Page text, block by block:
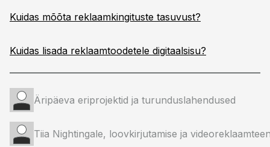
Kuidas mõõta reklaamkingituste tasuvust?
Kuidas lisada reklaamtoodetele digitaalsisu?
Äripäeva eriprojektid ja turunduslahendused
Tiia Nightingale, loovkirjutamise ja